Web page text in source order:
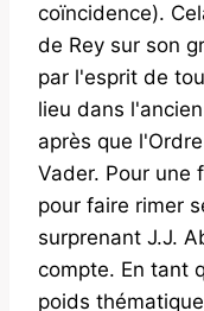
coïncidence).
de Rey sur son
par l'esprit de
lieu dans
après que
Vader. Pour une
pour faire rimer
surprenant J.J.
compte. En tant
poids